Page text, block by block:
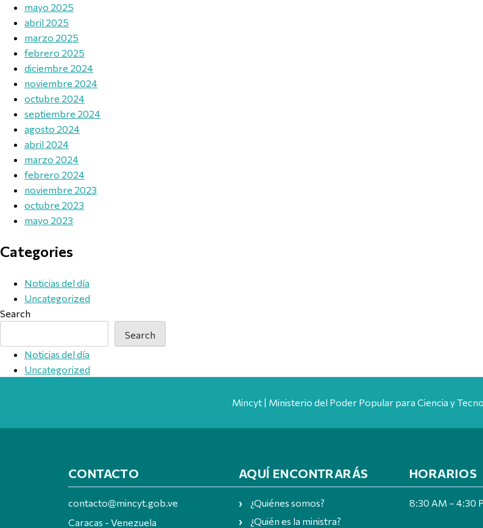
mayo 2025
abril 2025
marzo 2025
febrero 2025
diciembre 2024
noviembre 2024
octubre 2024
septiembre 2024
agosto 2024
abril 2024
marzo 2024
febrero 2024
noviembre 2023
octubre 2023
mayo 2023
Categories
Noticias del día
Uncategorized
Search
Search
Noticias del día
Uncategorized
Mincyt | Ministerio del Poder Popular para Ciencia y
CONTACTO
contacto@mincyt.gob.ve
Caracas - Venezuela
AQUÍ ENCONTRARÁS
¿Quiénes somos?
¿Quién es la ministra?
HORARIOS
8:30 AM – 4:30